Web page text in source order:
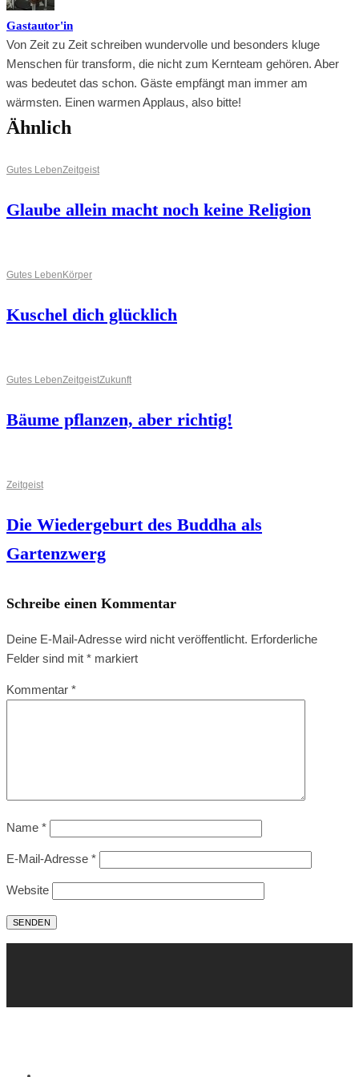
Gastautor'in
Von Zeit zu Zeit schreiben wundervolle und besonders kluge
Menschen für transform, die nicht zum Kernteam gehören. Aber
was bedeutet das schon. Gäste empfängt man immer am
wärmsten. Einen warmen Applaus, also bitte!
Ähnlich
Gutes LebenZeitgeist
Glaube allein macht noch keine Religion
Gutes Leben Körper
Kuschel dich glücklich
Gutes LebenZeitgeistZukunft
Bäume pflanzen, aber richtig!
Zeitgeist
Die Wiedergeburt des Buddha als
Gartenzwerg
Schreibe einen Kommentar
Deine E-Mail-Adresse wird nicht veröffentlicht. Erforderliche
Felder sind mit * markiert
Kommentar *
Name *
E-Mail-Adresse *
Website